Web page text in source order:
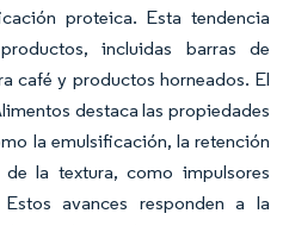
proteica. Esta tendencia
incluidas barras de
café y productos horneados. El
destaca las propiedades
la emulsificación, la retención
la textura, como impulsores
avances responden a la